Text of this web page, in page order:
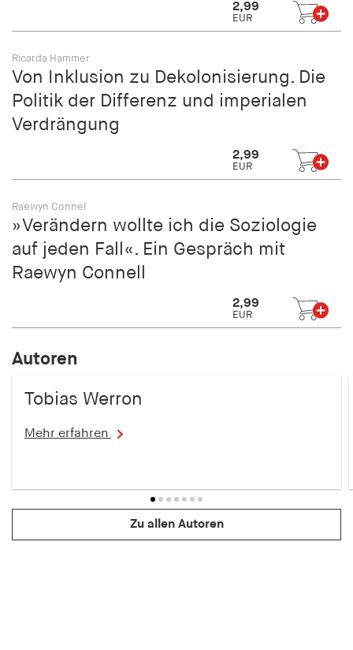
2,99
EUR
Ricarda Hammer
Von Inklusion zu Dekolonisierung. Die
Politik der Differenz und imperialen
Verdrängung
2,99
EUR
Raewyn Connel
»Verändern wollte ich die Soziologie
auf jeden Fall«. Ein Gespräch mit
Raewyn Connell
2,99
EUR
Autoren
Tobias Werron
Mehr erfahren
Zu allen Autoren